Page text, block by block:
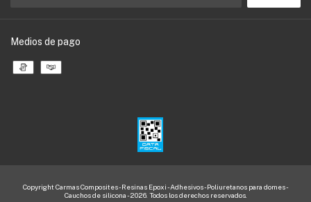
Medios de pago
Copyright Carmas Composites - Resinas Epoxi - Adhesivos - Poliuretanos para domes -
Cauchos de silicona - 2026. Todos los derechos reservados.